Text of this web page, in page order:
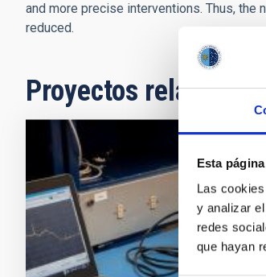
Esta
Las
y analizar
redes
que hayan
and more precise interventions. Thus,
reduced.
Proyectos